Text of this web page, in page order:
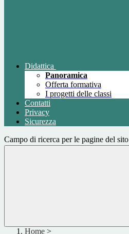
Didattica
Panoramica
Offerta formativa
I progetti delle classi
Contatti
Privacy
Sicurezza
Campo di ricerca per le pagine del sito
Home >